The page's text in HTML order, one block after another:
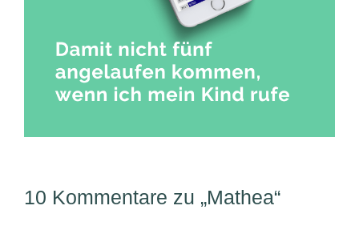
10 Kommentare zu „Mathea“